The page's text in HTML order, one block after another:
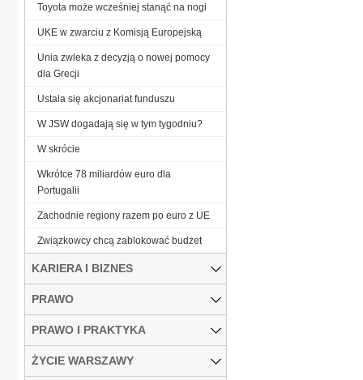
Toyota może wcześniej stanąć na nogi
UKE w zwarciu z Komisją Europejską
Unia zwleka z decyzją o nowej pomocy
dla Grecji
Ustala się akcjonariat funduszu
W JSW dogadają się w tym tygodniu?
W skrócie
Wkrótce 78 miliardów euro dla
Portugalii
Zachodnie regiony razem po euro z UE
Związkowcy chcą zablokować budżet
KARIERA I BIZNES
PRAWO
PRAWO I PRAKTYKA
ŻYCIE WARSZAWY